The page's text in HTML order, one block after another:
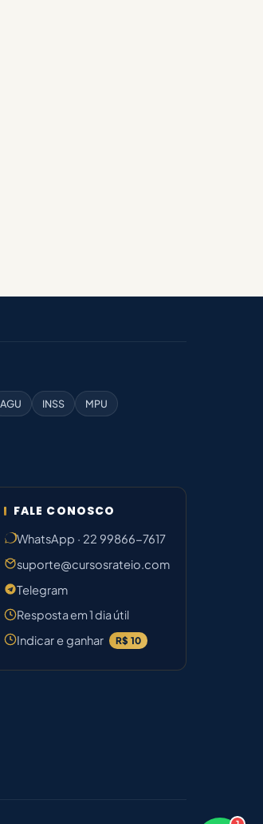
AGU INSS
MPU
FALE CONOSCO
WhatsApp · 22 99866-7617
suporte@cursosrateio.com
Telegram
Resposta em 1 dia útil
Indicar e ganhar
R$ 10